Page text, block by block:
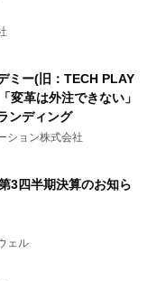
ミー(旧：TECH PLAY
革は外注できない」
ンディング
ション株式会社
3四半期決算のお知ら
ェル